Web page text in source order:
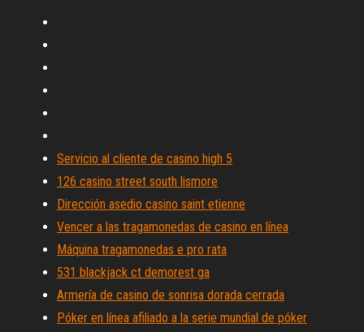
Servicio al cliente de casino high 5
126 casino street south lismore
Dirección asedio casino saint etienne
Vencer a las tragamonedas de casino en línea
Máquina tragamonedas e pro rata
531 blackjack ct demorest ga
Armería de casino de sonrisa dorada cerrada
Póker en línea afiliado a la serie mundial de póker